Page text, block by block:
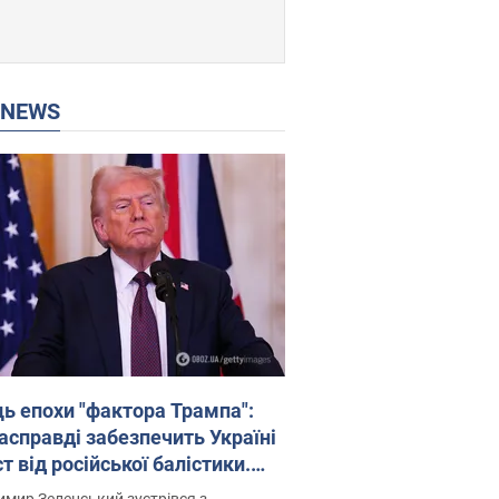
NEWS
епохи "фактора Трампа":
забезпечить Україні
від російської балістики.
з Безсмертним